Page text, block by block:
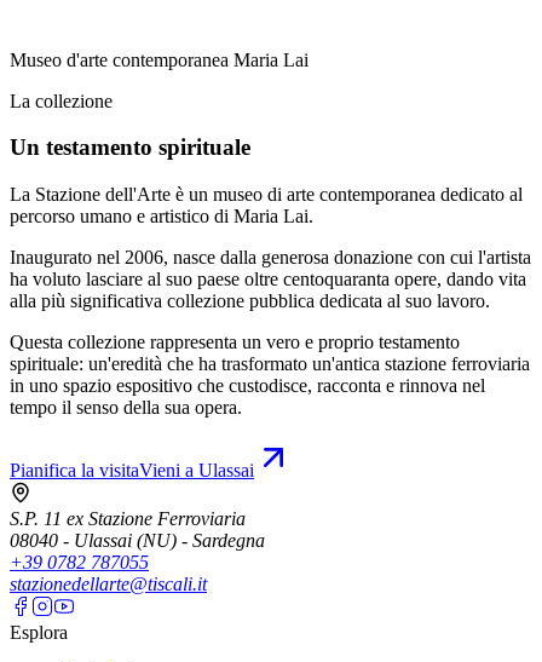
Museo d'arte contemporanea Maria Lai
La collezione
Un testamento spirituale
La Stazione dell'Arte è un museo di arte contemporanea dedicato al
percorso umano e artistico di Maria Lai.
Inaugurato nel 2006, nasce dalla generosa donazione con cui l'artista
ha voluto lasciare al suo paese oltre centoquaranta opere, dando vita
alla più significativa collezione pubblica dedicata al suo lavoro.
Questa collezione rappresenta un vero e proprio testamento
spirituale: un'eredità che ha trasformato un'antica stazione ferroviaria
in uno spazio espositivo che custodisce, racconta e rinnova nel
tempo il senso della sua opera.
Pianifica la visitaVieni a Ulassai
S.P. 11 ex Stazione Ferroviaria
08040 - Ulassai (NU) - Sardegna
+39 0782 787055
stazionedellarte@tiscali.it
Esplora